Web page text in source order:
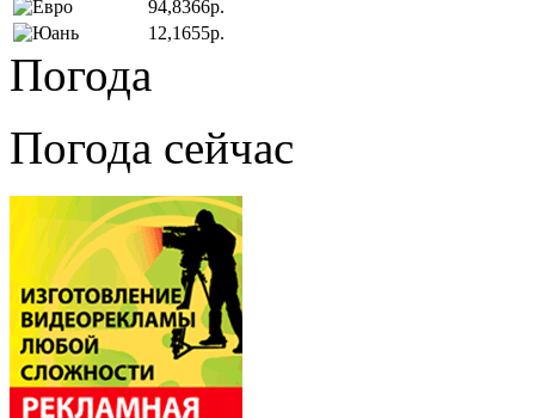
94,8366р.
12,1655р.
Погода
Погода сейчас